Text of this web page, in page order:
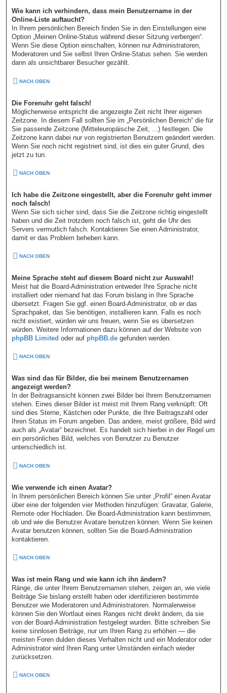
Wie kann ich verhindern, dass mein Benutzername in der
Online-Liste auftaucht?
In Ihrem persönlichen Bereich finden Sie in den Einstellungen eine
Option „Meinen Online-Status während dieser Sitzung verbergen“.
Wenn Sie diese Option einschalten, können nur Administratoren,
Moderatoren und Sie selbst Ihren Online-Status sehen. Sie werden
dann als unsichtbarer Besucher gezählt.
NACH OBEN
Die Forenuhr geht falsch!
Möglicherweise entspricht die angezeigte Zeit nicht Ihrer eigenen
Zeitzone. In diesem Fall sollten Sie im „Persönlichen Bereich“ die für
Sie passende Zeitzone (Mitteleuropäische Zeit, ...) festlegen. Die
Zeitzone kann dabei nur von registrierten Benutzern geändert werden.
Wenn Sie noch nicht registriert sind, ist dies ein guter Grund, dies
jetzt zu tun.
NACH OBEN
Ich habe die Zeitzone eingestellt, aber die Forenuhr geht immer
noch falsch!
Wenn Sie sich sicher sind, dass Sie die Zeitzone richtig eingestellt
haben und die Zeit trotzdem noch falsch ist, geht die Uhr des
Servers vermutlich falsch. Kontaktieren Sie einen Administrator,
damit er das Problem beheben kann.
NACH OBEN
Meine Sprache steht auf diesem Board nicht zur Auswahl!
Meist hat die Board-Administration entweder Ihre Sprache nicht
installiert oder niemand hat das Forum bislang in Ihre Sprache
übersetzt. Fragen Sie ggf. einen Board-Administrator, ob er das
Sprachpaket, das Sie benötigen, installieren kann. Falls es noch
nicht existiert, würden wir uns freuen, wenn Sie es übersetzen
würden. Weitere Informationen dazu können auf der Website von
phpBB Limited oder auf phpBB.de gefunden werden.
NACH OBEN
Was sind das für Bilder, die bei meinem Benutzernamen
angezeigt werden?
In der Beitragsansicht können zwei Bilder bei Ihrem Benutzernamen
stehen. Eines dieser Bilder ist meist mit Ihrem Rang verknüpft: Oft
sind dies Sterne, Kästchen oder Punkte, die Ihre Beitragszahl oder
Ihren Status im Forum angeben. Das andere, meist größere, Bild wird
auch als „Avatar“ bezeichnet. Es handelt sich hierbei in der Regel um
ein persönliches Bild, welches von Benutzer zu Benutzer
unterschiedlich ist.
NACH OBEN
Wie verwende ich einen Avatar?
In Ihrem persönlichen Bereich können Sie unter „Profil“ einen Avatar
über eine der folgenden vier Methoden hinzufügen: Gravatar, Galerie,
Remote oder Hochladen. Die Board-Administration kann bestimmen,
ob und wie die Benutzer Avatare benutzen können. Wenn Sie keinen
Avatar benutzen können, sollten Sie die Board-Administration
kontaktieren.
NACH OBEN
Was ist mein Rang und wie kann ich ihn ändern?
Ränge, die unter Ihrem Benutzernamen stehen, zeigen an, wie viele
Beiträge Sie bislang erstellt haben oder identifizieren bestimmte
Benutzer wie Moderatoren und Administratoren. Normalerweise
können Sie den Wortlaut eines Ranges nicht direkt ändern, da sie
von der Board-Administration festgelegt wurden. Bitte schreiben Sie
keine sinnlosen Beiträge, nur um Ihren Rang zu erhöhen — die
meisten Foren dulden dieses Verhalten nicht und ein Moderator oder
Administrator wird Ihren Rang unter Umständen einfach wieder
zurücksetzen.
NACH OBEN